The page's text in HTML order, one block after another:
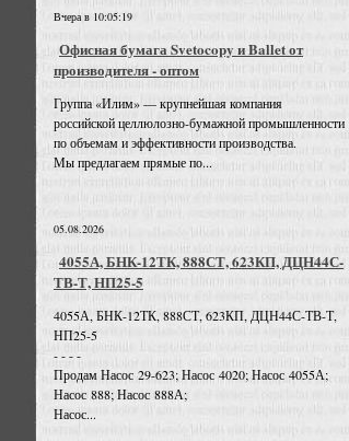
Вчера в 10:05:19
Офисная бумага Svetocopy и Ballet от
производителя - оптом
Группа «Илим» — крупнейшая компания
российской целлюлозно-бумажной промышленности
по объемам и эффективности производства.
Мы предлагаем прямые по...
05.08.2026
4055А, БНК-12ТК, 888СТ, 623КП, ДЦН44С-
ТВ-Т, НП25-5
4055А, БНК-12ТК, 888СТ, 623КП, ДЦН44С-ТВ-Т,
НП25-5
- - - -
Продам Насос 29-623; Насос 4020; Насос 4055А;
Насос 888; Насос 888А;
Насос...